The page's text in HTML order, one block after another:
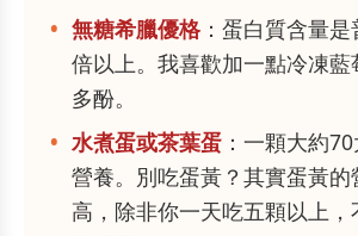
無糖希臘優格：蛋白質含量是
倍以上。我喜歡加一點冷凍
多酚。
水煮蛋或茶葉蛋 ：一顆大約
營養。別吃蛋黃？其實蛋黃
高，除非你一天吃五顆以上